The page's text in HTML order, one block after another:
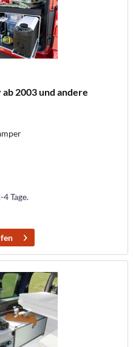
2003 und andere
Tage.